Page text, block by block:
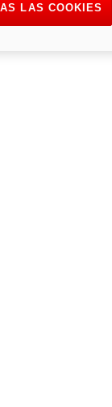
LAS COOKIES